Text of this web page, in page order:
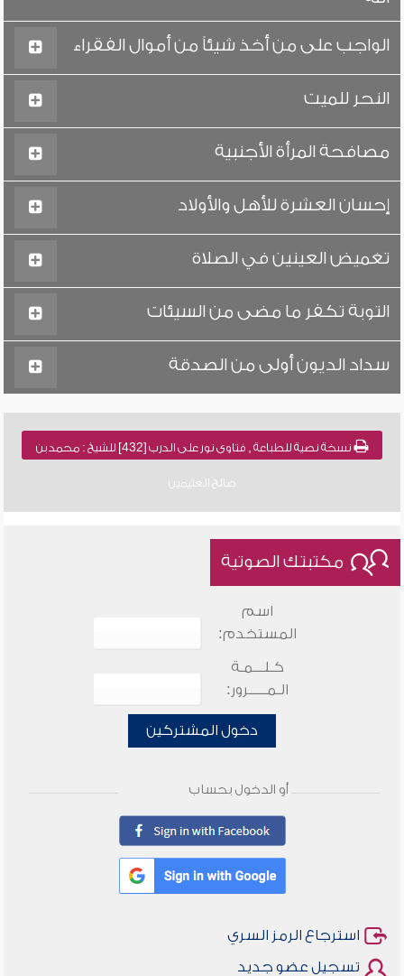
الواجب على من أخذ شيئاً من أموال الفقراء
النحر للميت
مصافحة المرأة الأجنبية
إحسان العشرة للأهل والأولاد
تغميض العينين في الصلاة
التوبة تكفر ما مضى من السيئات
سداد الديون أولى من الصدقة
نسخة نصية للطباعة , فتاوى نور على الدرب [432] للشيخ : محمد بن
صالح العثيمين
مكتبتك الصوتية
اسم
المستخدم:
كـلـــمـة
الـمـــــرور:
دخول المشتركين
أو الدخول بحساب
استرجاع الرمز السري
تسجيل عضو جديد